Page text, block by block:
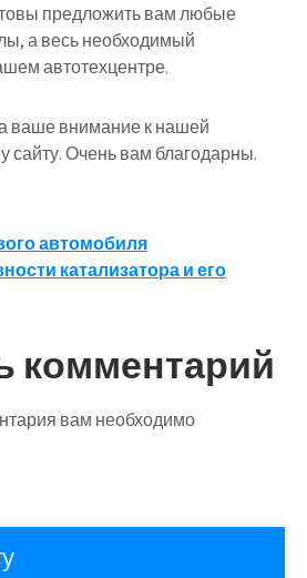
предложить вам любые
а весь необходимый
автотехцентре.
ваше внимание к нашей
сайту. Очень вам благодарны.
автомобиля
катализатора и его
комментарий
вам необходимо